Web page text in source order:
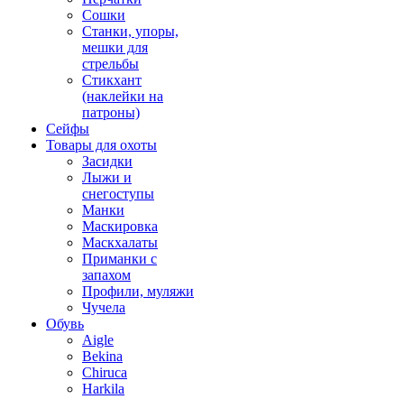
Сошки
Станки, упоры,
мешки для
стрельбы
Стикхант
(наклейки на
патроны)
Сейфы
Товары для охоты
Засидки
Лыжи и
снегоступы
Манки
Маскировка
Маскхалаты
Приманки с
запахом
Профили, муляжи
Чучела
Обувь
Aigle
Bekina
Chiruсa
Harkila